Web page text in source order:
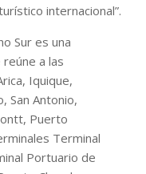
internacional”.
Sur es una
a las
Iquique,
San Antonio,
Puerto
Terminal
Portuario de